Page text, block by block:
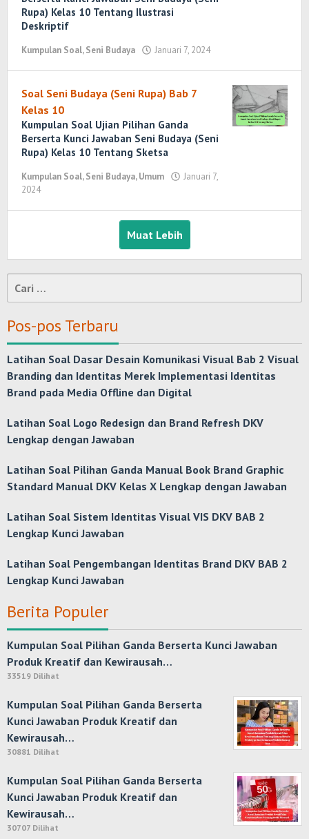
Rupa) Kelas 10 Tentang Ilustrasi
Deskriptif
Kumpulan Soal,Seni Budaya Januari 7, 2024
Wirawan
Soal Seni Budaya (Seni Rupa) Bab 7
Kelas 10
Kumpulan Soal Ujian Pilihan Ganda
Berserta Kunci Jawaban Seni Budaya (Seni
Rupa) Kelas 10 Tentang Sketsa
Kumpulan Soal,Seni Budaya,Umum
Januari 7,
2024
Muat Lebih
Cari
untuk:
Pos-pos Terbaru
Latihan Soal Dasar Desain Komunikasi Visual Bab 2 Visual
Branding dan Identitas Merek Implementasi Identitas
Brand pada Media Offline dan Digital
Latihan Soal Logo Redesign dan Brand Refresh DKV
Lengkap dengan Jawaban
Latihan Soal Pilihan Ganda Manual Book Brand Graphic
Standard Manual DKV Kelas X Lengkap dengan Jawaban
Latihan Soal Sistem Identitas Visual VIS DKV BAB 2
Lengkap Kunci Jawaban
Latihan Soal Pengembangan Identitas Brand DKV BAB 2
Lengkap Kunci Jawaban
Berita Populer
Kumpulan Soal Pilihan Ganda Berserta Kunci Jawaban
Produk Kreatif dan Kewirausah…
33519 Dilihat
Kumpulan Soal Pilihan Ganda Berserta
Kunci Jawaban Produk Kreatif dan
Kewirausah…
30881 Dilihat
Kumpulan Soal Pilihan Ganda Berserta
Kunci Jawaban Produk Kreatif dan
Kewirausah…
30707 Dilihat